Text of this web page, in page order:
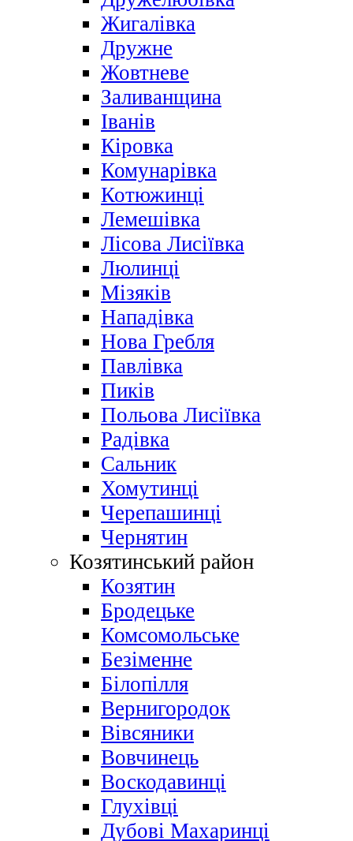
Жигалівка
Дружне
Жовтневе
Заливанщина
Іванів
Кіровка
Комунарівка
Котюжинці
Лемешівка
Лісова Лисіївка
Люлинці
Мізяків
Нападівка
Нова Гребля
Павлівка
Пиків
Польова Лисіївка
Радівка
Сальник
Хомутинці
Черепашинці
Чернятин
Козятинський район
Козятин
Бродецьке
Комсомольське
Безіменне
Білопілля
Вернигородок
Вівсяники
Вовчинець
Воскодавинці
Глухівці
Дубові Махаринці